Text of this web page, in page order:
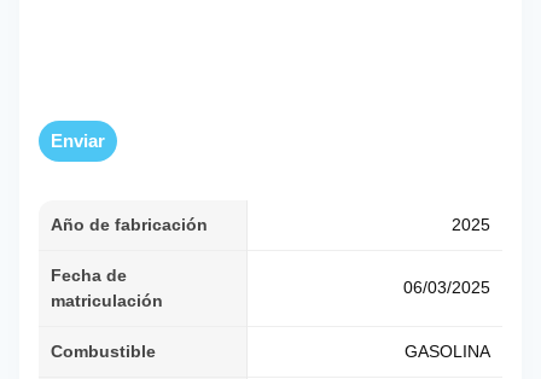
Enviar
Año de fabricación 2025
Fecha de
matriculación
06/03/2025
Combustible GASOLINA